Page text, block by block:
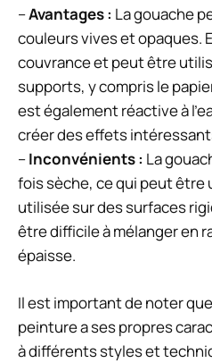
–Avantages : La gouache
couleurs vives et opaques.
couvrance et peut être
supports, y compris le
est également réactive à
créer des effets
–Inconvénients : La
fois sèche, ce qui peut être
utilisée sur des surfaces
être difficile à mélanger en
épaisse.
Il est important de noter
peinture a ses propres
à différents styles et